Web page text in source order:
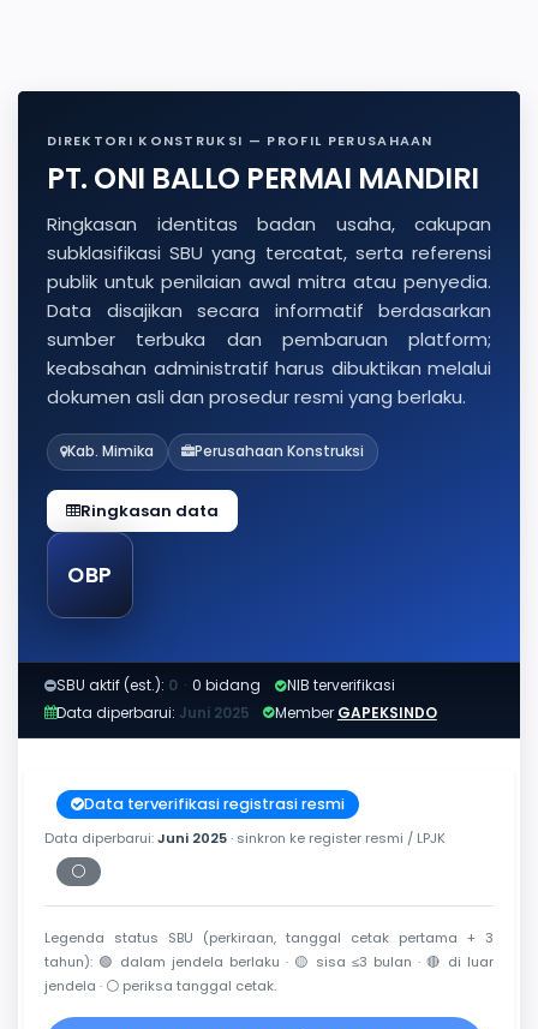
DIREKTORI KONSTRUKSI — PROFIL PERUSAHAAN
PT. ONI BALLO PERMAI MANDIRI
Ringkasan identitas badan usaha, cakupan
subklasifikasi SBU yang tercatat, serta referensi
publik untuk penilaian awal mitra atau penyedia.
Data disajikan secara informatif berdasarkan
sumber terbuka dan pembaruan platform;
keabsahan administratif harus dibuktikan melalui
dokumen asli dan prosedur resmi yang berlaku.
Kab. Mimika Perusahaan Konstruksi
Ringkasan data
OBP
SBU aktif (est.): 0 · 0 bidang
NIB terverifikasi
Data diperbarui: Juni 2025 Member GAPEKSINDO
Data terverifikasi registrasi resmi
Data diperbarui:Juni 2025· sinkron ke register resmi / LPJK
⚪
Periksa tanggal cetak
Legenda status SBU (perkiraan, tanggal cetak pertama + 3
tahun): 🟢 dalam jendela berlaku · 🟡 sisa ≤3 bulan · 🔴 di luar
jendela · ⚪ periksa tanggal cetak.